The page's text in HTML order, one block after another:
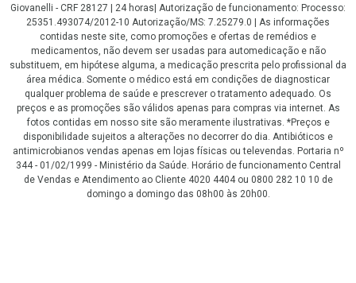
Giovanelli - CRF 28127 | 24 horas| Autorização de funcionamento: Processo:
25351.493074/2012-10 Autorização/MS: 7.25279.0 | As informações
contidas neste site, como promoções e ofertas de remédios e
medicamentos, não devem ser usadas para automedicação e não
substituem, em hipótese alguma, a medicação prescrita pelo profissional da
área médica. Somente o médico está em condições de diagnosticar
qualquer problema de saúde e prescrever o tratamento adequado. Os
preços e as promoções são válidos apenas para compras via internet. As
fotos contidas em nosso site são meramente ilustrativas. *Preços e
disponibilidade sujeitos a alterações no decorrer do dia. Antibióticos e
antimicrobianos vendas apenas em lojas físicas ou televendas. Portaria nº
344 - 01/02/1999 - Ministério da Saúde. Horário de funcionamento Central
de Vendas e Atendimento ao Cliente 4020 4404 ou 0800 282 10 10 de
domingo a domingo das 08h00 às 20h00.